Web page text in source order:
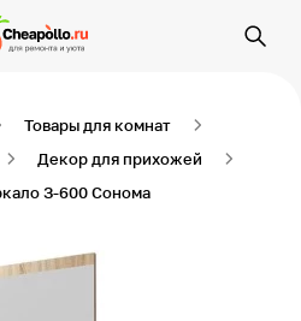
Товары для комнат
Декор для прихожей
З-600 Сонома